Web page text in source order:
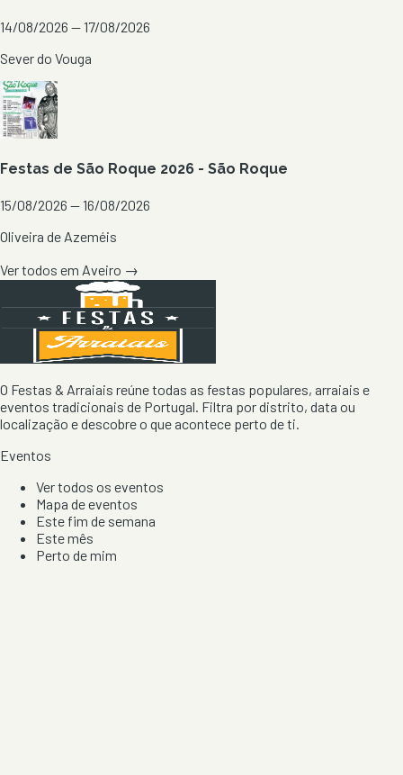
14/08/2026 — 17/08/2026
Sever do Vouga
Festas de São Roque 2026 - São Roque
15/08/2026 — 16/08/2026
Oliveira de Azeméis
Ver todos em Aveiro →
O Festas & Arraiais reúne todas as festas populares, arraiais e
eventos tradicionais de Portugal. Filtra por distrito, data ou
localização e descobre o que acontece perto de ti.
Eventos
Ver todos os eventos
Mapa de eventos
Este fim de semana
Este mês
Perto de mim